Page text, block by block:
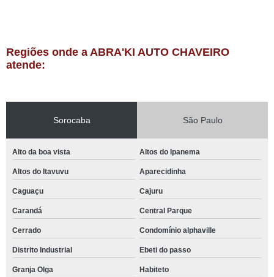
Regiões onde a ABRA'KI AUTO CHAVEIRO
atende:
Sorocaba São Paulo
Alto da boa vista Altos do Ipanema
Altos do Itavuvu Aparecidinha
Caguaçu Cajuru
Carandá Central Parque
Cerrado Condomínio alphaville
Distrito Industrial Ebeti do passo
Granja Olga Habiteto